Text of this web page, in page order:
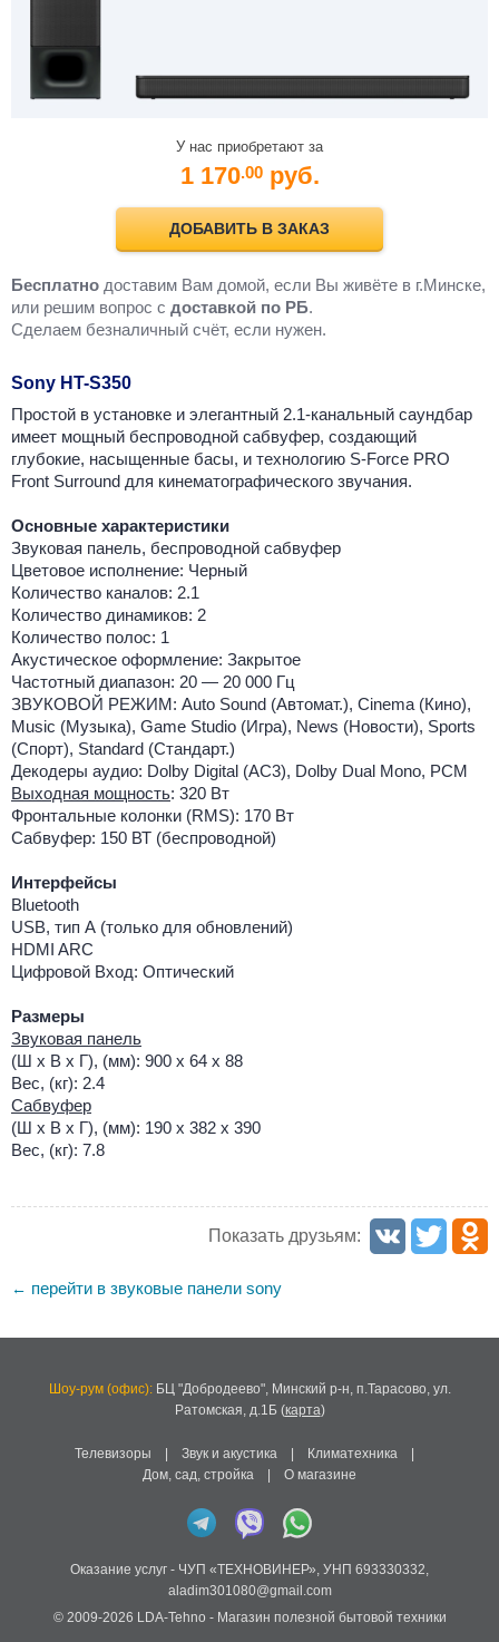
У нас приобретают за
1 170.00 руб.
ДОБАВИТЬ В ЗАКАЗ
Бесплатно доставим Вам домой, если Вы живёте в г.Минске,
или решим вопрос с доставкой по РБ.
Cделаем безналичный счёт, если нужен.
Sony HT-S350
Простой в установке и элегантный 2.1-канальный саундбар
имеет мощный беспроводной сабвуфер, создающий
глубокие, насыщенные басы, и технологию S-Force PRO
Front Surround для кинематографического звучания.
Основные характеристики
Звуковая панель, беспроводной сабвуфер
Цветовое исполнение: Черный
Количество каналов: 2.1
Количество динамиков: 2
Количество полос: 1
Акустическое оформление: Закрытое
Частотный диапазон: 20 — 20 000 Гц
ЗВУКОВОЙ РЕЖИМ: Auto Sound (Автомат.), Cinema (Кино),
Music (Музыка), Game Studio (Игра), News (Новости), Sports
(Спорт), Standard (Стандарт.)
Декодеры аудио: Dolby Digital (AC3), Dolby Dual Mono, PCM
Выходная мощность: 320 Вт
Фронтальные колонки (RMS): 170 Вт
Сабвуфер: 150 ВТ (беспроводной)
Интерфейсы
Bluetooth
USB, тип А (только для обновлений)
HDMI ARC
Цифровой Вход: Оптический
Размеры
Звуковая панель
(Ш x В x Г), (мм): 900 x 64 x 88
Вес, (кг): 2.4
Сабвуфер
(Ш x В x Г), (мм): 190 x 382 x 390
Вес, (кг): 7.8
Показать друзьям:
← перейти в звуковые панели sony
Шоу-рум (офис):БЦ "Добродеево", Минский р-н, п.Тарасово, ул.
Ратомская, д.1Б(карта)
Телевизоры Звук и акустика Климатехника
Дом, сад, стройка
О магазине
Оказание услуг - ЧУП «ТЕХНОВИНЕР», УНП 693330332,
aladim301080@gmail.com
© 2009-2026 LDA-Tehno - Магазин полезной бытовой техники